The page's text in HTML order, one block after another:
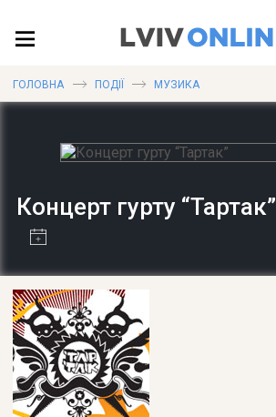
ПУБЛІКАЦІЇ
ДОВІДКА
ГОЛОВНА ПОДІЇ МУЗИКА
Концерт гурту “Тартак”